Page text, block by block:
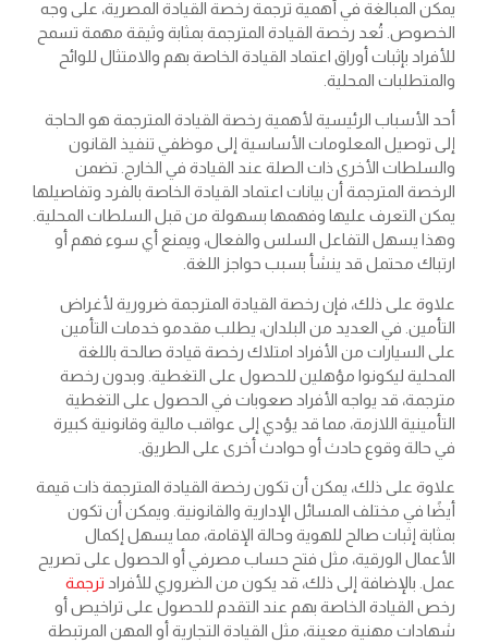
يمكن المبالغة في أهمية ترجمة رخصة القيادة المصرية، على وجه
الخصوص. تُعد رخصة القيادة المترجمة بمثابة وثيقة مهمة تسمح
للأفراد بإثبات أوراق اعتماد القيادة الخاصة بهم والامتثال للوائح
والمتطلبات المحلية.
أحد الأسباب الرئيسية لأهمية رخصة القيادة المترجمة هو الحاجة
إلى توصيل المعلومات الأساسية إلى موظفي تنفيذ القانون
والسلطات الأخرى ذات الصلة عند القيادة في الخارج. تضمن
الرخصة المترجمة أن بيانات اعتماد القيادة الخاصة بالفرد وتفاصيلها
يمكن التعرف عليها وفهمها بسهولة من قبل السلطات المحلية.
وهذا يسهل التفاعل السلس والفعال، ويمنع أي سوء فهم أو
ارتباك محتمل قد ينشأ بسبب حواجز اللغة.
علاوة على ذلك، فإن رخصة القيادة المترجمة ضرورية لأغراض
التأمين. في العديد من البلدان، يطلب مقدمو خدمات التأمين
على السيارات من الأفراد امتلاك رخصة قيادة صالحة باللغة
المحلية ليكونوا مؤهلين للحصول على التغطية. وبدون رخصة
مترجمة، قد يواجه الأفراد صعوبات في الحصول على التغطية
التأمينية اللازمة، مما قد يؤدي إلى عواقب مالية وقانونية كبيرة
في حالة وقوع حادث أو حوادث أخرى على الطريق.
علاوة على ذلك، يمكن أن تكون رخصة القيادة المترجمة ذات قيمة
أيضًا في مختلف المسائل الإدارية والقانونية. ويمكن أن تكون
بمثابة إثبات صالح للهوية وحالة الإقامة، مما يسهل إكمال
الأعمال الورقية، مثل فتح حساب مصرفي أو الحصول على تصريح
عمل. بالإضافة إلى ذلك، قد يكون من الضروري للأفراد ترجمة
رخص القيادة الخاصة بهم عند التقدم للحصول على تراخيص أو
شهادات مهنية معينة، مثل القيادة التجارية أو المهن المرتبطة